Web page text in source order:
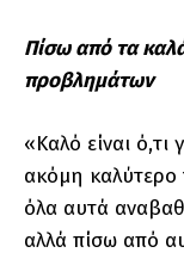
Πίσω από τα
προβλημάτων
«Καλό είναι ό,τι
ακόμη καλύτερο
όλα αυτά
αλλά πίσω από